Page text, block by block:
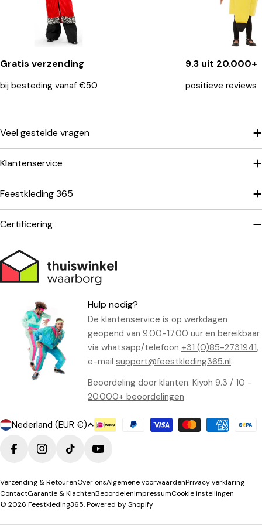
Gratis verzending
bij besteding vanaf €50
9.3 uit 20.000+
positieve reviews
Veel gestelde vragen
Klantenservice
Feestkleding 365
Certificering
Hulp nodig?
De klantenservice is op werkdagen
geopend van 9.00-17.00 uur en bereikbaar
via whatsapp/telefoon +31 (0)85-2731941,
e-mail support@feestkleding365.nl.
Beoordeling door klanten: Kiyoh 9.3 / 10 -
20.000+ beoordelingen
L
/
r
Nederland (EUR €) Betaalmethoden
FacebookInstagramTikTokYouTube
© 2026 Feestkleding365. Powered by Shopify
Verzending & RetourenOver onsAlgemene voorwaardenPrivacy verklaring
ContactGarantie & KlachtenBeoordelenImpressumCookie instellingen